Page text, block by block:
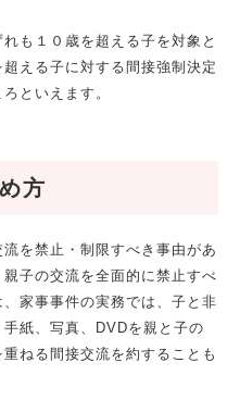
１０歳を超える子を対象と
える子に対する間接強制決定
といえます。
方
禁止・制限すべき事由があ
子の交流を全面的に禁止すべ
家事事件の実務では、子と非
紙、写真、
DVDを親と子の
ねる間接交流を約することも